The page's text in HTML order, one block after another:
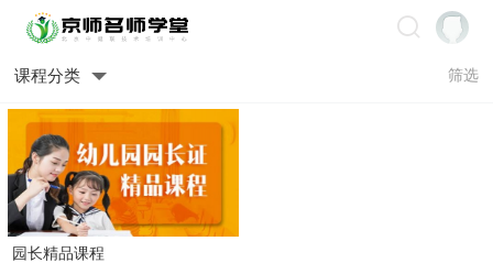
课程分类 筛选
园长精品课程